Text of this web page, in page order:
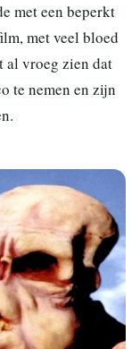
met een beperkt
met veel bloed
al vroeg zien dat
te nemen en zijn